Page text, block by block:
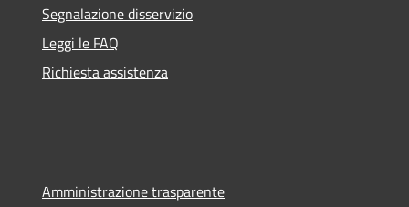
Segnalazione disservizio
Leggi le FAQ
Richiesta assistenza
Amministrazione trasparente